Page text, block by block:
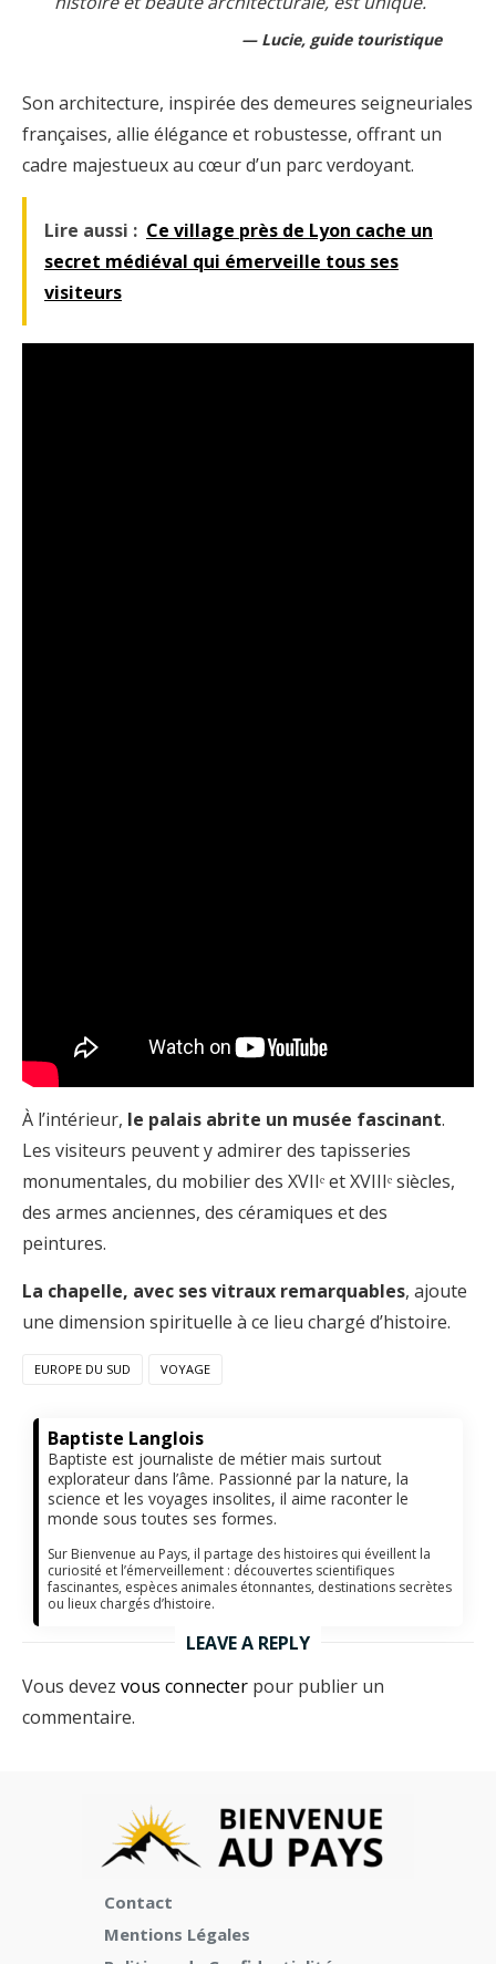
Lucie, guide touristique
Son architecture, inspirée des demeures seigneuriales
françaises, allie élégance et robustesse, offrant un
cadre majestueux au cœur d’un parc verdoyant.
Lire aussi : Ce village près de Lyon cache un
secret médiéval qui émerveille tous ses
visiteurs
À l’intérieur, le palais abrite un musée fascinant.
Les visiteurs peuvent y admirer des tapisseries
monumentales, du mobilier des XVIIᵉ et XVIIIᵉ siècles,
des armes anciennes, des céramiques et des
peintures.
La chapelle, avec ses vitraux remarquables, ajoute
une dimension spirituelle à ce lieu chargé d’histoire.
EUROPE DU SUD VOYAGE
Baptiste Langlois
Baptiste est journaliste de métier mais surtout
explorateur dans l’âme. Passionné par la nature, la
science et les voyages insolites, il aime raconter le
monde sous toutes ses formes.
Sur Bienvenue au Pays, il partage des histoires qui éveillent la
curiosité et l’émerveillement : découvertes scientifiques
fascinantes, espèces animales étonnantes, destinations secrètes
ou lieux chargés d’histoire.
LEAVE A REPLY
Vous devez vous connecter pour publier un
commentaire.
Contact
Mentions Légales